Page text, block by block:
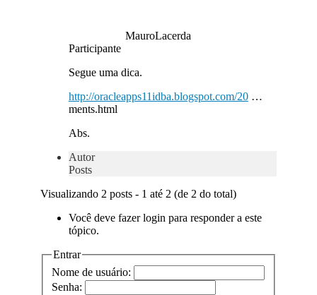
MauroLacerda
Participante
Segue uma dica.
http://oracleapps11idba.blogspot.com/20…
ments.html
Abs.
Autor
Posts
Visualizando 2 posts - 1 até 2 (de 2 do total)
Você deve fazer login para responder a este
tópico.
Entrar
Nome de usuário:
Senha: